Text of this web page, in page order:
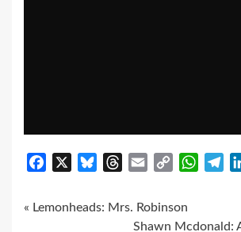
Facebook BlueskyThreads
Email
Copy
Continue
« Lemonheads: Mrs. Robinson
Shawn Mcdonald: